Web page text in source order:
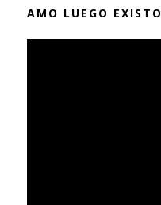
AMO LUEGO EXISTO